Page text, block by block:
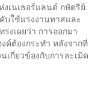
เนเธอร์แลนด์ กษัตริย์
ใช้แรงงานทาสและ
งเผยว่า การออกมา
ค์ต้องกระทำ หลังจากที่
เกี่ยวข้องกับการละเมิด